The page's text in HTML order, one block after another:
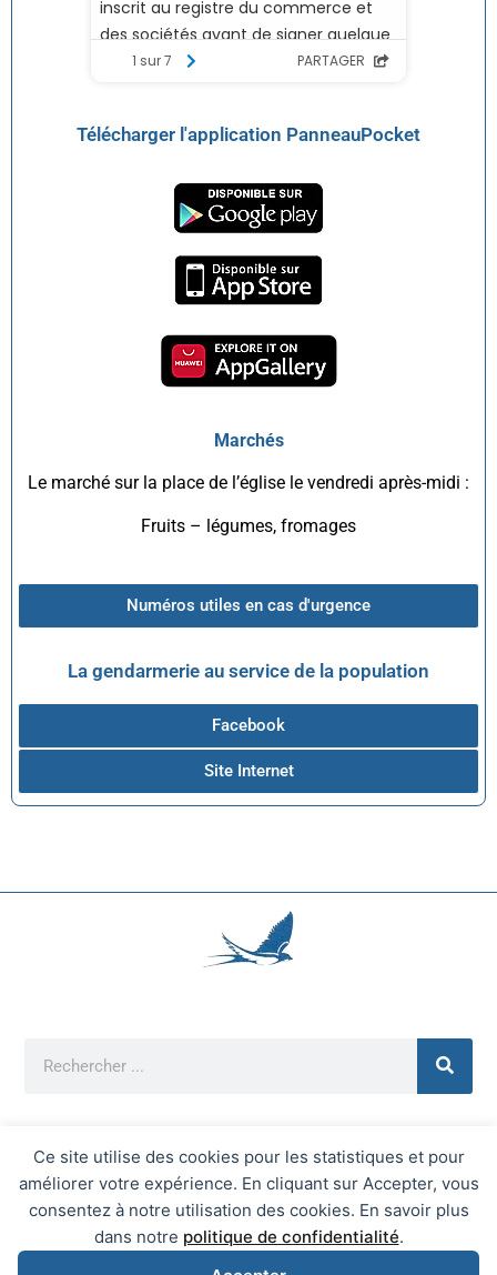
Ce site utilise des cookies pour les statistiques et pour
améliorer votre expérience. En cliquant sur Accepter, vous
consentez à notre utilisation des cookies. En savoir plus
dans notre politique de confidentialité.
Télécharger l'application PanneauPocket
Marchés
Le marché sur la place de l’église le vendredi après-midi :
Fruits – légumes, fromages
Numéros utiles en cas d'urgence
La gendarmerie au service de la population
Facebook
Site Internet
Mentions Légales
Mairie d'Écrainville © 2026 Tous Droits Réservés